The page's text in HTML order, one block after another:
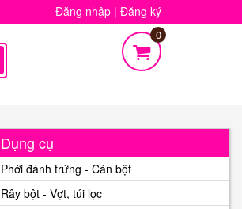
Đăng nhập | Đăng ký
0
Dụng cụ
Phới đánh trứng - Cán bột
Rây bột - Vợt, túi lọc